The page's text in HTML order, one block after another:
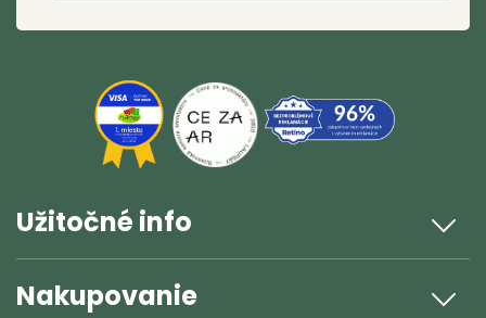
Užitočné info
Nakupovanie